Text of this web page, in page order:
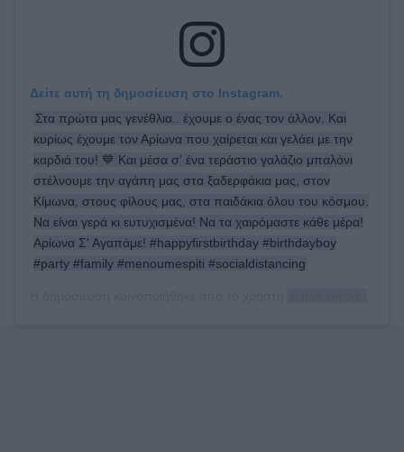
Δείτε αυτή τη δημοσίευση στο Instagram.
Στα πρώτα μας γενέθλια.. έχουμε ο ένας τον άλλον. Και
κυρίως έχουμε τον Αρίωνα που χαίρεται και γελάει με την
καρδιά του! 💙 Και μέσα σ' ένα τεράστιο γαλάζιο μπαλόνι
στέλνουμε την αγάπη μας στα ξαδερφάκια μας, στον
Κίμωνα, στους φίλους μας, στα παιδάκια όλου του κόσμου.
Να είναι γερά κι ευτυχισμένα! Να τα χαιρόμαστε κάθε μέρα!
Αρίωνα Σ' Αγαπάμε! #happyfirstbirthday #birthdayboy
#party #family #menoumespiti #socialdistancing